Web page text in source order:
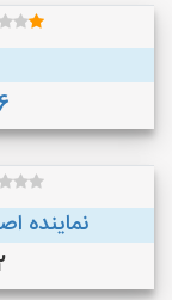
نماینده